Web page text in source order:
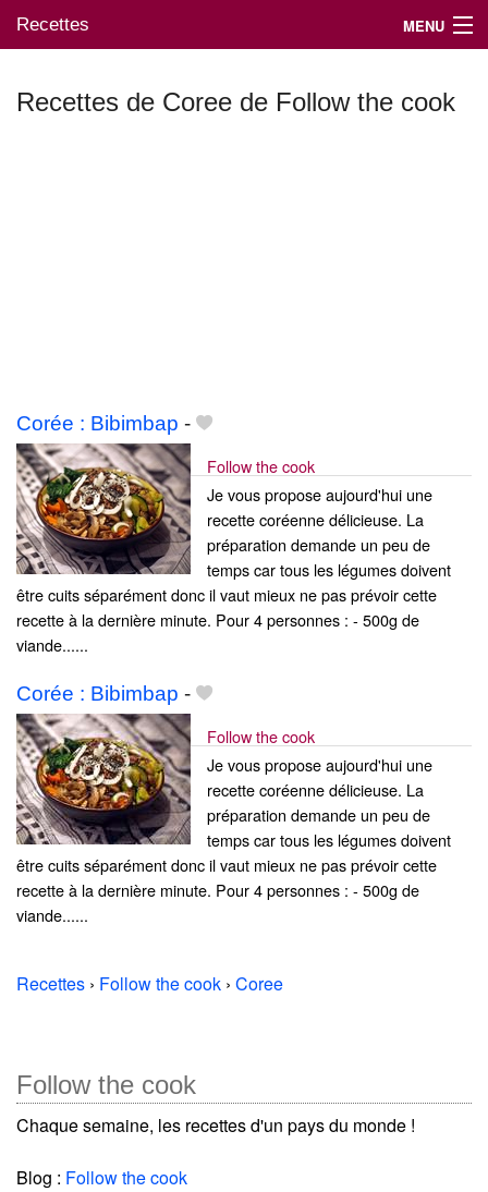
Recettes MENU
Recettes de Coree de Follow the cook
Corée : Bibimbap -
Follow the cook
Je vous propose aujourd'hui une
recette coréenne délicieuse. La
préparation demande un peu de
temps car tous les légumes doivent
être cuits séparément donc il vaut mieux ne pas prévoir cette
recette à la dernière minute. Pour 4 personnes : - 500g de
viande......
Corée : Bibimbap -
Follow the cook
Je vous propose aujourd'hui une
recette coréenne délicieuse. La
préparation demande un peu de
temps car tous les légumes doivent
être cuits séparément donc il vaut mieux ne pas prévoir cette
recette à la dernière minute. Pour 4 personnes : - 500g de
viande......
Recettes › Follow the cook › Coree
Follow the cook
Chaque semaine, les recettes d'un pays du monde !
Blog : Follow the cook